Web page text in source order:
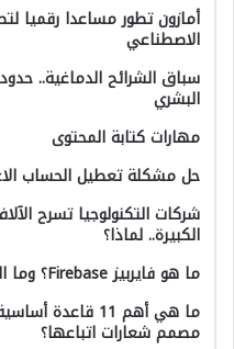
أمازون تطور مساعدا رقميا
الاصطناعي
سباق الشرائح الدماغية..
البشري
مهارات كتابة المحتوى
حل مشكلة تعطيل الحساب
شركات التكنولوجيا تسرح
الكبيرة.. لماذا؟
ما هو فايربيز Firebase؟ وما الغاية منه؟
ما هي أهم 11
مصمم شعارات اتباعها؟